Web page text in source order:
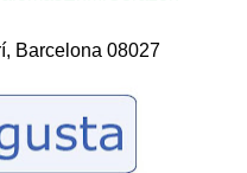
Barcelona 08027